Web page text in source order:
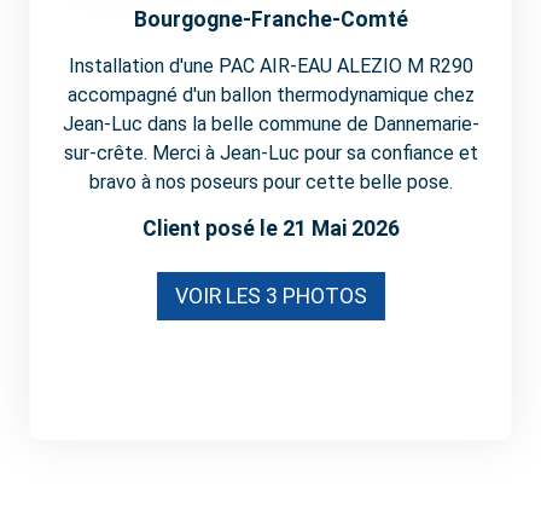
Bourgogne-Franche-Comté
Installation d'une PAC AIR-EAU ALEZIO M R290
accompagné d'un ballon thermodynamique chez
Jean-Luc dans la belle commune de Dannemarie-
sur-crête. Merci à Jean-Luc pour sa confiance et
bravo à nos poseurs pour cette belle pose.
Client posé le 21 Mai 2026
VOIR LES 3 PHOTOS